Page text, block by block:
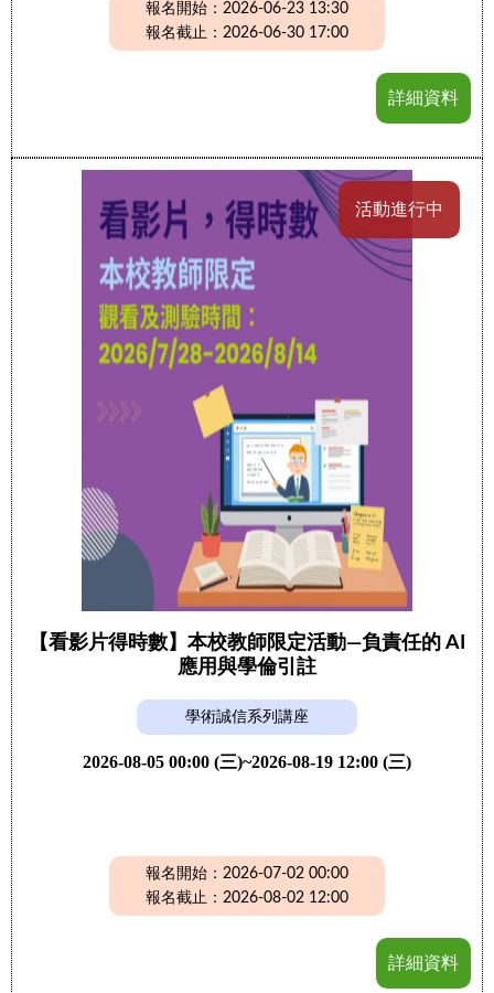
報名開始：2026-06-23 13:30
報名截止：2026-06-30 17:00
詳細資料
活動進行中
【看影片得時數】本校教師限定活動—負責任的 AI
應用與學倫引註
學術誠信系列講座
2026-08-05 00:00 (三)~2026-08-19 12:00 (三)
報名開始：2026-07-02 00:00
報名截止：2026-08-02 12:00
詳細資料